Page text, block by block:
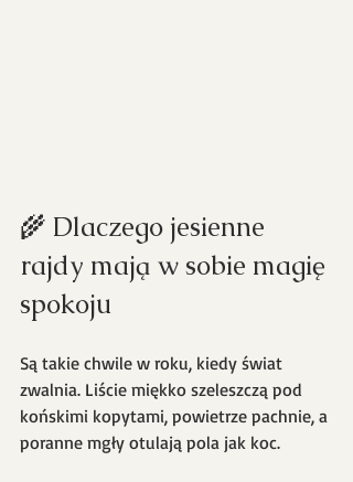
🌾 Dlaczego jesienne
rajdy mają w sobie magię
spokoju
Są takie chwile w roku, kiedy świat
zwalnia. Liście miękko szeleszczą pod
końskimi kopytami, powietrze pachnie, a
poranne mgły otulają pola jak koc.